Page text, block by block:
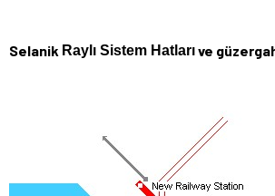
Selanik Raylı Sistem Hatlarıve